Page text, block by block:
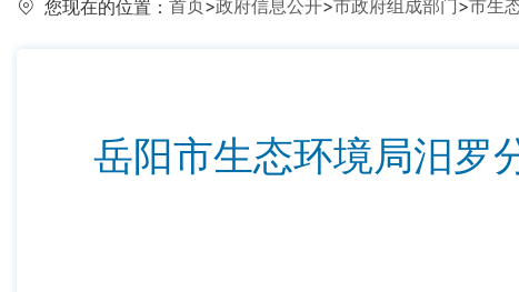
您现在的位置： 首页>政府信息公开>市政府组成部门>市生
岳阳市生态环境局汨罗